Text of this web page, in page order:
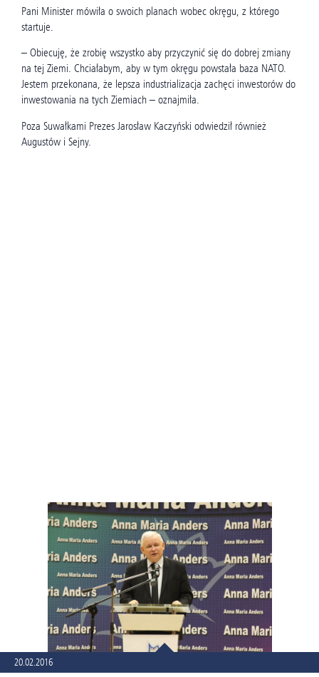
Pani Minister mówiła o swoich planach wobec okręgu, z którego
startuje.
– Obiecuję, że zrobię wszystko aby przyczynić się do dobrej zmiany
na tej Ziemi. Chciałabym, aby w tym okręgu powstała baza NATO.
Jestem przekonana, że lepsza industrializacja zachęci inwestorów do
inwestowania na tych Ziemiach – oznajmiła.
Poza Suwałkami Prezes Jarosław Kaczyński odwiedził również
Augustów i Sejny.
20.02.2016